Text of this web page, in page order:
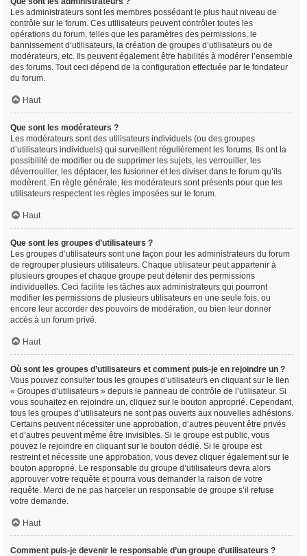
Les administrateurs sont les membres possédant le plus haut niveau de
contrôle sur le forum. Ces utilisateurs peuvent contrôler toutes les
opérations du forum, telles que les paramètres des permissions, le
bannissement d’utilisateurs, la création de groupes d’utilisateurs ou de
modérateurs, etc. Ils peuvent également être habilités à modérer l’ensemble
des forums. Tout ceci dépend de la configuration effectuée par le fondateur
du forum.
Haut
Que sont les modérateurs ?
Les modérateurs sont des utilisateurs individuels (ou des groupes
d’utilisateurs individuels) qui surveillent régulièrement les forums. Ils ont la
possibilité de modifier ou de supprimer les sujets, les verrouiller, les
déverrouiller, les déplacer, les fusionner et les diviser dans le forum qu’ils
modèrent. En règle générale, les modérateurs sont présents pour que les
utilisateurs respectent les règles imposées sur le forum.
Haut
Que sont les groupes d’utilisateurs ?
Les groupes d’utilisateurs sont une façon pour les administrateurs du forum
de regrouper plusieurs utilisateurs. Chaque utilisateur peut appartenir à
plusieurs groupes et chaque groupe peut détenir des permissions
individuelles. Ceci facilite les tâches aux administrateurs qui pourront
modifier les permissions de plusieurs utilisateurs en une seule fois, ou
encore leur accorder des pouvoirs de modération, ou bien leur donner
accès à un forum privé.
Haut
Où sont les groupes d’utilisateurs et comment puis-je en rejoindre un ?
Vous pouvez consulter tous les groupes d’utilisateurs en cliquant sur le lien
« Groupes d’utilisateurs » depuis le panneau de contrôle de l’utilisateur. Si
vous souhaitez en rejoindre un, cliquez sur le bouton approprié. Cependant,
tous les groupes d’utilisateurs ne sont pas ouverts aux nouvelles adhésions.
Certains peuvent nécessiter une approbation, d’autres peuvent être privés
et d’autres peuvent même être invisibles. Si le groupe est public, vous
pouvez le rejoindre en cliquant sur le bouton dédié. Si le groupe est
restreint et nécessite une approbation, vous devez cliquer également sur le
bouton approprié. Le responsable du groupe d’utilisateurs devra alors
approuver votre requête et pourra vous demander la raison de votre
requête. Merci de ne pas harceler un responsable de groupe s’il refuse
votre demande.
Haut
Comment puis-je devenir le responsable d’un groupe d’utilisateurs ?